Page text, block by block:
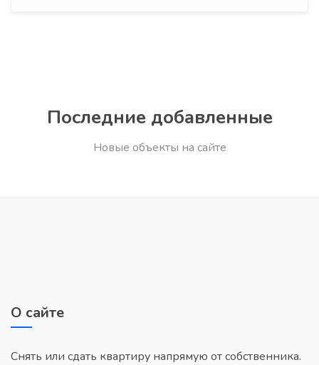
Последние добавленные
Новые объекты на сайте
О сайте
Снять или сдать квартиру напрямую от собственника.